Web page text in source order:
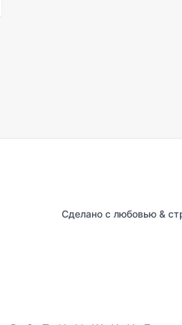
Сделано с любовью &